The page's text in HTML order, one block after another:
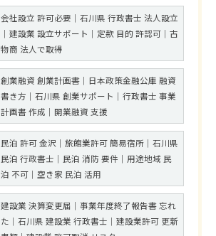
会社設立 許可必要｜石川県 行政書士 法人設立
｜建設業 設立サポート｜定款 目的 許認可｜古
物商 法人で取得
創業融資 創業計画書｜日本政策金融公庫 融資
書き方｜石川県 創業サポート｜行政書士 事業
計画書 作成｜開業融資 支援
民泊 許可 金沢｜旅館業許可 簡易宿所｜石川県
民泊 行政書士｜民泊 消防 要件｜用途地域 民
泊 不可｜空き家 民泊 活用
建設業 決算変更届｜事業年度終了報告書 忘れ
た｜石川県 建設業 行政書士｜建設業許可 更新